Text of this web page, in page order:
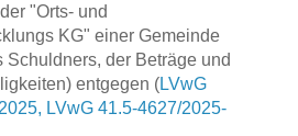
"Orts- und
KG" einer Gemeinde
Schuldners, der Beträge und
entgegen (LVwG
LVwG 41.5-4627/2025-